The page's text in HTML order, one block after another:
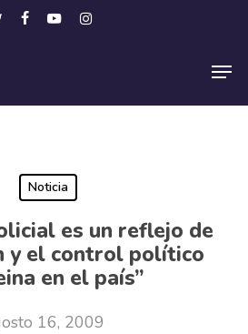
twitterfacebookyoutubeinstagram
Noticia
es un reflejo de
y el control político
en el país”
16, 2009